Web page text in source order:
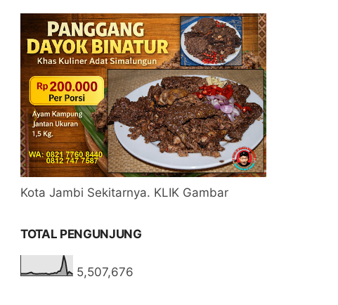
Kota Jambi Sekitarnya. KLIK Gambar
TOTAL PENGUNJUNG
5,507,676